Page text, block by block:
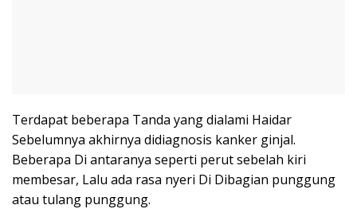
Terdapat beberapa Tanda yang dialami Haidar
Sebelumnya akhirnya didiagnosis kanker ginjal.
Beberapa Di antaranya seperti perut sebelah kiri
membesar, Lalu ada rasa nyeri Di Dibagian punggung
atau tulang punggung.